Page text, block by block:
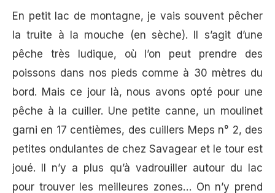
En petit lac de montagne, je vais souvent pêcher
la truite à la mouche (en sèche). Il s’agit d’une
pêche très ludique, où l’on peut prendre des
poissons dans nos pieds comme à 30 mètres du
bord. Mais ce jour là, nous avons opté pour une
pêche à la cuiller. Une petite canne, un moulinet
garni en 17 centièmes, des cuillers Meps n° 2, des
petites ondulantes de chez Savagear et le tour est
joué. Il n’y a plus qu’à vadrouiller autour du lac
pour trouver les meilleures zones… On n’y prend